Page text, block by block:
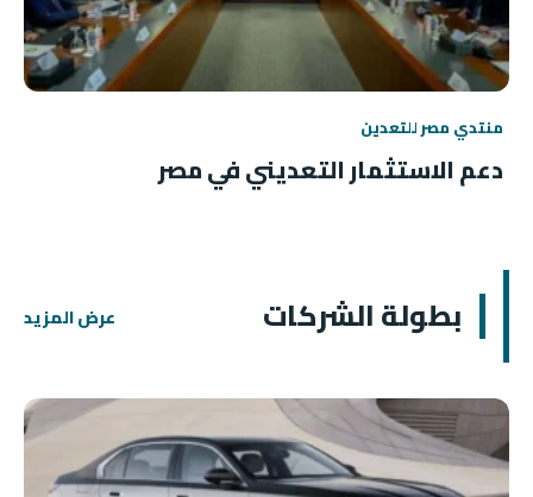
منتدي مصر للتعدين
دعم الاستثمار التعديني في مصر
بطولة الشركات عرض المزيد